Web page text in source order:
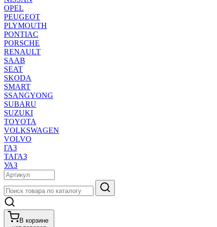
OPEL
PEUGEOT
PLYMOUTH
PONTIAC
PORSCHE
RENAULT
SAAB
SEAT
SKODA
SMART
SSANGYONG
SUBARU
SUZUKI
TOYOTA
VOLKSWAGEN
VOLVO
ГАЗ
ТАГАЗ
УАЗ
В корзине